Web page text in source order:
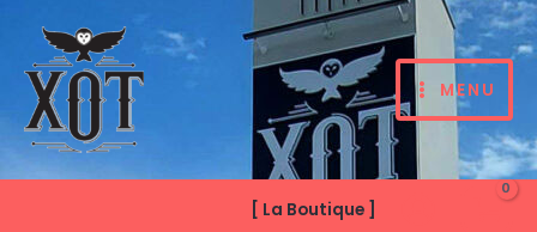
contenu
MENU
[ La Boutique ]